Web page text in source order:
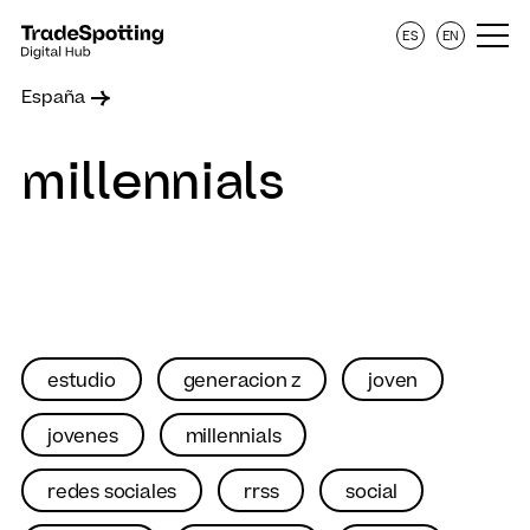
España
ES EN
millennials
estudio generacion z joven
jovenes millennials
redes sociales rrss social